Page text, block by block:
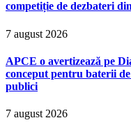
competiție de dezbateri
7 august 2026
APCE o avertizează pe
conceput pentru baterii
publici
7 august 2026